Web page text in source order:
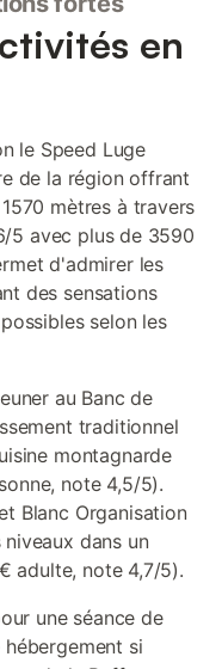
en
le Speed Luge
de la région offrant
mètres à travers
5 avec plus de 3590
d'admirer les
des sensations
selon les
au Banc de
traditionnel
montagnarde
note 4,5/5).
Blanc Organisation
dans un
adulte, note 4,7/5).
une séance de
si